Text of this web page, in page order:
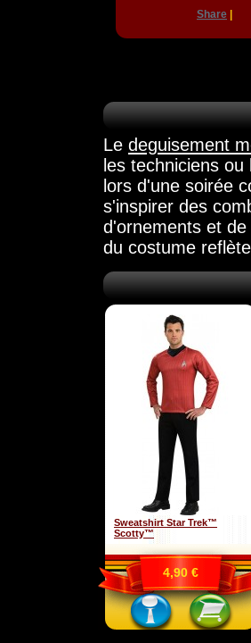
Share
Le deguisement
les techniciens
lors d'une soirée
s'inspirer des
d'ornements et
du costume
Sweatshirt Star Trek™
Scotty™
4,90 €